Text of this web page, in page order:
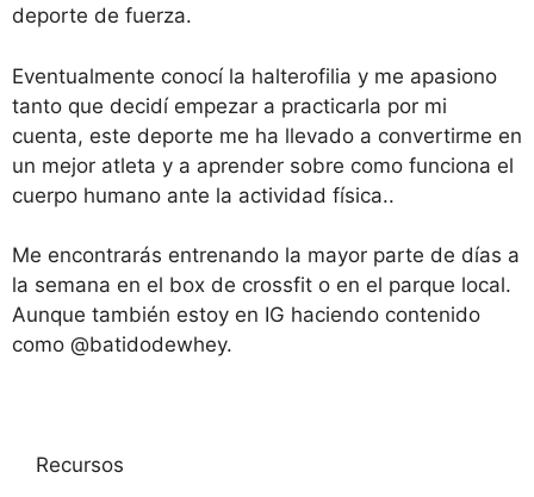
deporte de fuerza.
Eventualmente conocí la halterofilia y me apasiono
tanto que decidí empezar a practicarla por mi
cuenta, este deporte me ha llevado a convertirme en
un mejor atleta y a aprender sobre como funciona el
cuerpo humano ante la actividad física..
Me encontrarás entrenando la mayor parte de días a
la semana en el box de crossfit o en el parque local.
Aunque también estoy en IG haciendo contenido
como @batidodewhey.
Recursos